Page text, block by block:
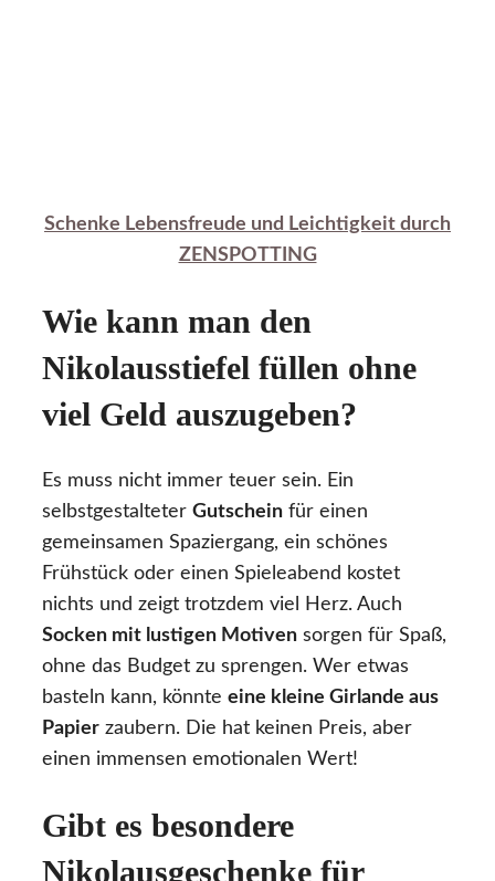
Schenke Lebensfreude und Leichtigkeit durch
ZENSPOTTING
Wie kann man den
Nikolausstiefel füllen ohne
viel Geld auszugeben?
Es muss nicht immer teuer sein. Ein
selbstgestalteter Gutschein für einen
gemeinsamen Spaziergang, ein schönes
Frühstück oder einen Spieleabend kostet
nichts und zeigt trotzdem viel Herz. Auch
Socken mit lustigen Motiven sorgen für Spaß,
ohne das Budget zu sprengen. Wer etwas
basteln kann, könnte eine kleine Girlande aus
Papier zaubern. Die hat keinen Preis, aber
einen immensen emotionalen Wert!
Gibt es besondere
Nikolausgeschenke für